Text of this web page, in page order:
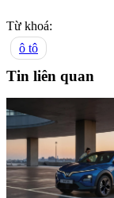
Từ khoá:
ô tô
Tin liên quan